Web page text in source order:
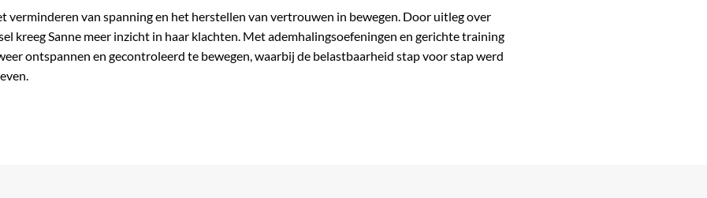
verminderen van spanning en het herstellen van vertrouwen in bewegen. Door uitleg over
kreeg Sanne meer inzicht in haar klachten. Met ademhalingsoefeningen en gerichte training
ontspannen en gecontroleerd te bewegen, waarbij de belastbaarheid stap voor stap werd